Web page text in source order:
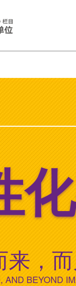
来，
AND BEYOND